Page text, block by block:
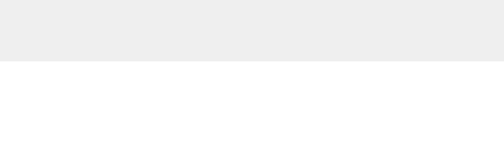
MURIÓ A MANOS DE VARIOS DE ELLOS EN MATURÍN